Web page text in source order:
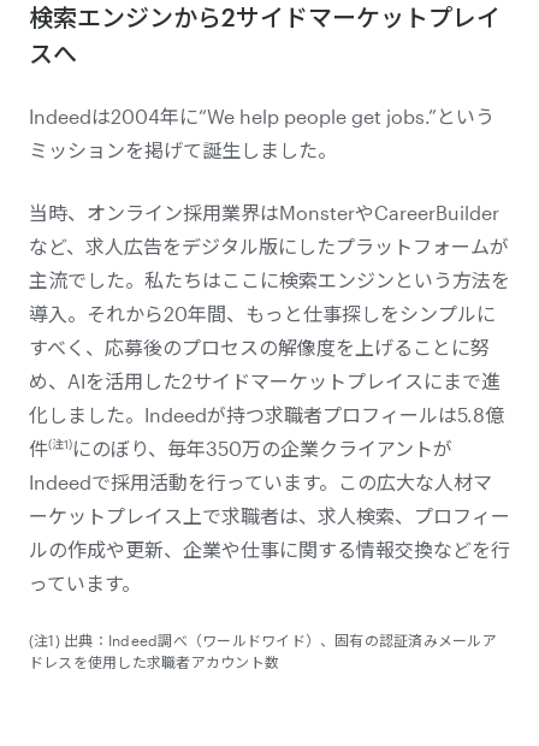
検索エンジンから2サイドマーケットプレイ
スへ
Indeedは2004年に“We help people get jobs.”という
ミッションを掲げて誕生しました。
当時、オンライン採用業界はMonsterやCareerBuilder
など、求人広告をデジタル版にしたプラットフォームが
主流でした。私たちはここに検索エンジンという方法を
導入。それから20年間、もっと仕事探しをシンプルに
すべく、応募後のプロセスの解像度を上げることに努
め、AIを活用した2サイドマーケットプレイスにまで進
化しました。Indeedが持つ求職者プロフィールは5.8億
件(注1)にのぼり、毎年350万の企業クライアントが
Indeedで採用活動を行っています。この広大な人材マ
ーケットプレイス上で求職者は、求人検索、プロフィー
ルの作成や更新、企業や仕事に関する情報交換などを行
っています。
(注1) 出典：Indeed調べ（ワールドワイド）、固有の認証済みメールア
ドレスを使用した求職者アカウント数